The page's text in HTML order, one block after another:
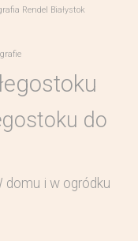
Rendel Białystok
do
domu i w ogródku